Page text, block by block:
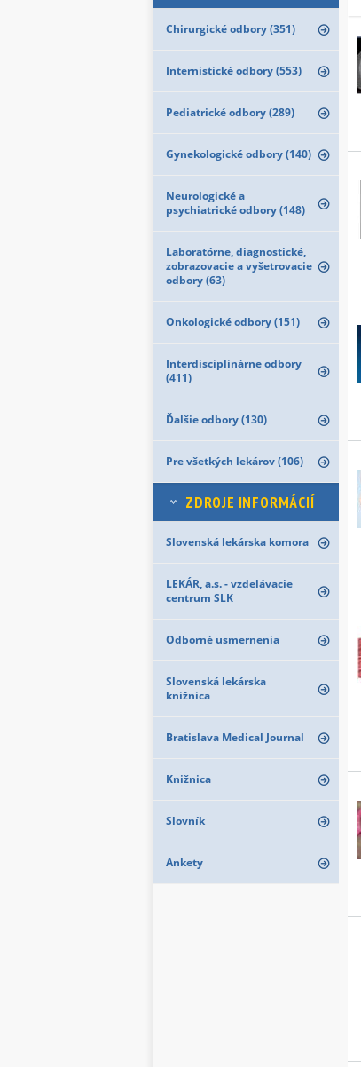
Chirurgické odbory (351)
Internistické odbory (553)
Pediatrické odbory (289)
Gynekologické odbory (140)
Neurologické a
psychiatrické odbory (148)
Laboratórne, diagnostické,
zobrazovacie a vyšetrovacie
odbory (63)
Onkologické odbory (151)
Interdisciplinárne odbory
(411)
Ďalšie odbory (130)
Pre všetkých lekárov (106)
ZDROJE INFORMÁCIÍ
Slovenská lekárska komora
LEKÁR, a.s. - vzdelávacie
centrum SLK
Odborné usmernenia
Slovenská lekárska
knižnica
Bratislava Medical Journal
Knižnica
Slovník
Ankety